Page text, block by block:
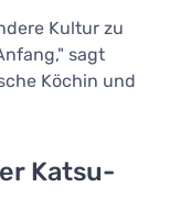
Kultur zu
sagt
Köchin und
Katsu-